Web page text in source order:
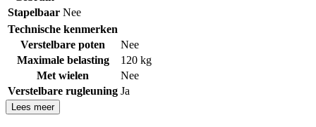
Stapelbaar Nee
Technische kenmerken
Verstelbare poten
Nee
Maximale belasting
120 kg
Met wielen
Nee
Verstelbare rugleuning Ja
Lees meer